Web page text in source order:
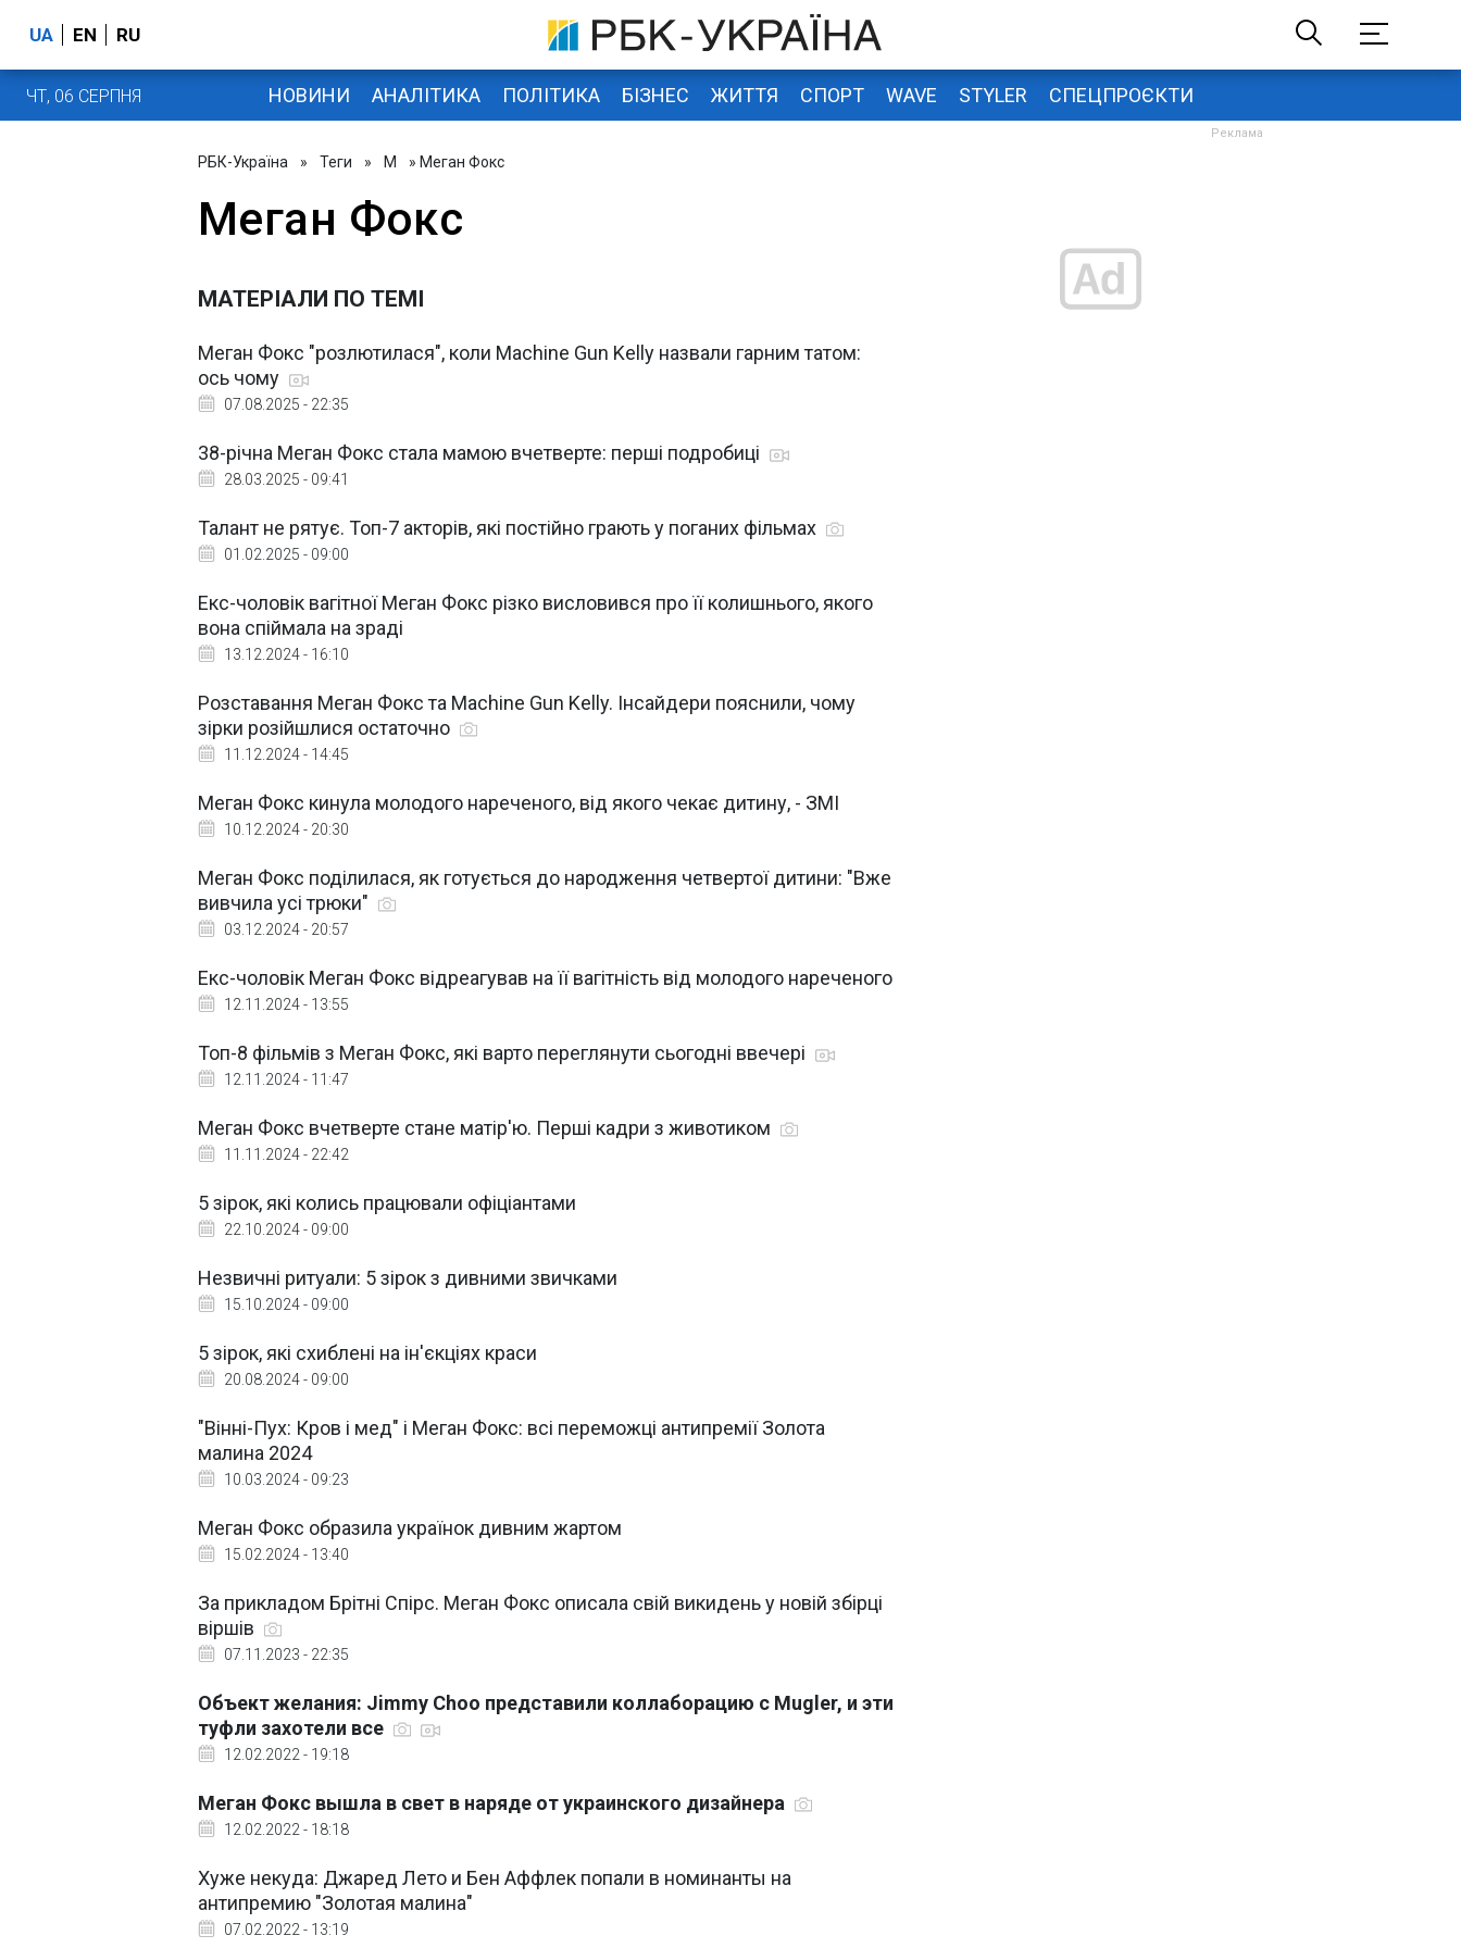
UA EN RU
ЧТ, 06 СЕРПНЯ НОВИНИ АНАЛІТИКА ПОЛІТИКА БІЗНЕС ЖИТТЯ СПОРТ WAVE STYLER СПЕЦПРОЄКТИ
РБК-Україна » Теги » М » Меган Фокс
Меган Фокс
МАТЕРІАЛИ ПО ТЕМІ
Меган Фокс "розлютилася", коли Machine Gun Kelly назвали гарним татом:
ось чому
07.08.2025 - 22:35
38-річна Меган Фокс стала мамою вчетверте: перші подробиці
28.03.2025 - 09:41
Талант не рятує. Топ-7 акторів, які постійно грають у поганих фільмах
01.02.2025 - 09:00
Екс-чоловік вагітної Меган Фокс різко висловився про її колишнього, якого
вона спіймала на зраді
13.12.2024 - 16:10
Розставання Меган Фокс та Machine Gun Kelly. Інсайдери пояснили, чому
зірки розійшлися остаточно
11.12.2024 - 14:45
Меган Фокс кинула молодого нареченого, від якого чекає дитину, - ЗМІ
10.12.2024 - 20:30
Меган Фокс поділилася, як готується до народження четвертої дитини: "Вже
вивчила усі трюки"
03.12.2024 - 20:57
Екс-чоловік Меган Фокс відреагував на її вагітність від молодого нареченого
12.11.2024 - 13:55
Топ-8 фільмів з Меган Фокс, які варто переглянути сьогодні ввечері
12.11.2024 - 11:47
Меган Фокс вчетверте стане матір'ю. Перші кадри з животиком
11.11.2024 - 22:42
5 зірок, які колись працювали офіціантами
22.10.2024 - 09:00
Незвичні ритуали: 5 зірок з дивними звичками
15.10.2024 - 09:00
5 зірок, які схиблені на ін'єкціях краси
20.08.2024 - 09:00
"Вінні-Пух: Кров і мед" і Меган Фокс: всі переможці антипремії Золота
малина 2024
10.03.2024 - 09:23
Меган Фокс образила українок дивним жартом
15.02.2024 - 13:40
За прикладом Брітні Спірс. Меган Фокс описала свій викидень у новій збірці
віршів
07.11.2023 - 22:35
Объект желания: Jimmy Choo представили коллаборацию с Mugler, и эти
туфли захотели все
12.02.2022 - 19:18
Меган Фокс вышла в свет в наряде от украинского дизайнера
12.02.2022 - 18:18
Хуже некуда: Джаред Лето и Бен Аффлек попали в номинанты на
антипремию "Золотая малина"
07.02.2022 - 13:19